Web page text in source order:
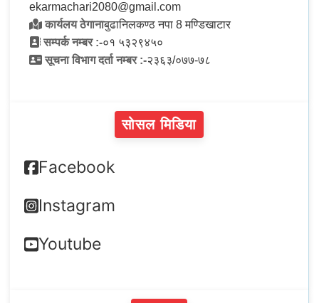
ekarmachari2080@gmail.com
कार्यलय ठेगानाबुढानिलकण्ठ नपा 8 मण्डिखाटार
सम्पर्क नम्बर :-०१ ५३२९४५०
सूचना विभाग दर्ता नम्बर :-२३६३/०७७-७८
सोसल मिडिया
Facebook
Instagram
Youtube